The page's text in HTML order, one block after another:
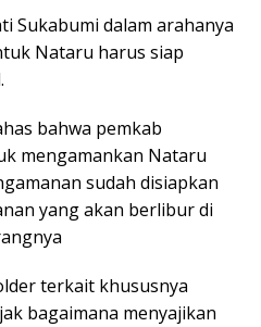
Sukabumi dalam arahanya
Nataru harus siap
bahwa pemkab
mengamankan Nataru
sudah disiapkan
yang akan berlibur di
terkait khususnya
bagaimana menyajikan